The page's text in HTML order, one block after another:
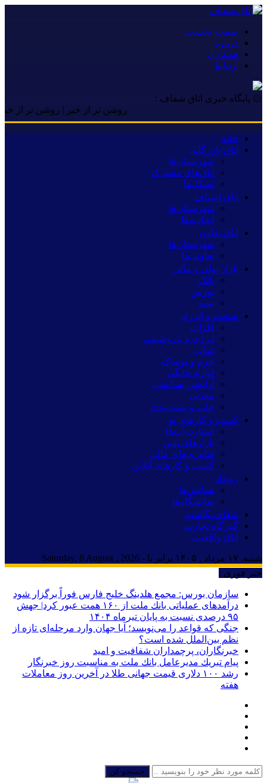
صفحه نخست
درباره
همکاری
ارتباط
۞ پایگاه خبری اتاق شفاف :
روشن تر از خبر | روشن تر از خبر |
خانه
اتاق بازرگانی
شهرستان‌ها
اتاق‌های مشترک
تشکل‌ها
اتاق اصناف
شهرستان‌ها
اتحادیه‌ها
اتاق تعاون
شهرستان‌ها
تعاونی‌ها
بازار پولی و مالی
بانک
بورس
بیمه
صنعت و انرژی
فلزات
انرژی و پتروشیمی
غذایی
چرم و پوشاک
لوازم خانگی
آرایشی بهداشتی
معدنی
چاپ و بسته‌بندی
کسب و کارهای نو
استارت‌آپ‌ها
بازارهای نوین
فناوری‌های مالی
کسب و کارهای آنلاین
رویداد
همایش‌ها
نمایشگاه‌ها
شفاف‌نگاشت
گذرگاه تجارت
اتاق واقعیت
شنبه, ۱۷ مرداد , ۱۴۰۵ برابر با - Saturday, 8 August , 2026
خبر فوری :
سازمان بورس: مجمع هلدینگ خلیج فارس فوراً برگزار شود
درآمدهای عملیاتی بانك ملت از ۱۶۰ همت عبور كرد| جهش
۹۵ درصدی نسبت به پایان تیرماه ۱۴۰۴
جنگی که قواعد را می‌نویسد؛ آیا جهان وارد مرحله‌ای تازه از
نظم بین‌الملل شده است؟
خبرنگاران، پرچمداران شفافیت و امید
پیام تبریك مدیرعامل بانك ملت به مناسبت روز خبرنگار
رشد ۱۰۰ دلاری قیمت جهانی طلا در آخرین روز معاملات
هفته
جستجو کن